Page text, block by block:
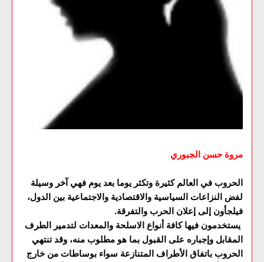
مروة حسن الجبوري
الحروب في العالم كثيرة وتكثر يوما بعد يوم فهي آخر وسيلة
لفض النزاعات السياسية والاقتصادية والاجتماعية بين الدول،
فيلجأون إلى إعلان الحرب والتفرقة.
يستخدمون فيها كافة أنواع الاسلحة والمعدات لتدمير الطرف
المقابل وإجباره على القبول بما هو مطلوب منه، وقد تنتهي
الحروب باتفاق الأطراف المتنازعة سواء بوساطات من خارج